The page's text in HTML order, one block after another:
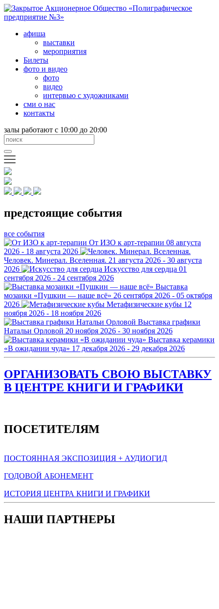
афиша
выставки
мероприятия
Билеты
фото и видео
фото
видео
интервью с художниками
сми о нас
контакты
залы работают с 10:00 до 20:00
предстоящие события
все события
От ИЗО к арт-терапии 08 августа
2026 - 18 августа 2026
Человек. Минерал. Вселенная. 21 августа 2026 - 30 августа
2026
Искусство для сердца 01
сентября 2026 - 24 сентября 2026
Выставка
мозаики «Пушкин — наше всё» 26 сентября 2026 - 05 октября
2026
Метафизические кубы 12
ноября 2026 - 18 ноября 2026
Выставка графики
Натальи Орловой 20 ноября 2026 - 30 ноября 2026
Выставка керамики
«В ожидании чуда» 17 декабря 2026 - 29 декабря 2026
ОРГАНИЗОВАТЬ СВОЮ ВЫСТАВКУ
В ЦЕНТРЕ КНИГИ И ГРАФИКИ
ПОСЕТИТЕЛЯМ
ПОСТОЯННАЯ ЭКСПОЗИЦИЯ + АУДИОГИД
ГОДОВОЙ АБОНЕМЕНТ
ИСТОРИЯ ЦЕНТРА КНИГИ И ГРАФИКИ
НАШИ ПАРТНЕРЫ